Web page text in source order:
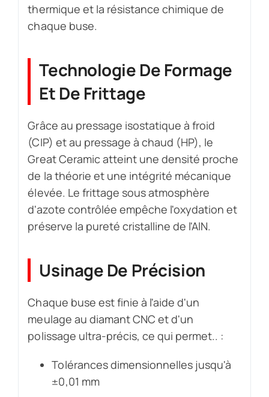
thermique et la résistance chimique de
chaque buse.
Technologie De Formage
Et De Frittage
Grâce au pressage isostatique à froid
(CIP) et au pressage à chaud (HP), le
Great Ceramic atteint une densité proche
de la théorie et une intégrité mécanique
élevée. Le frittage sous atmosphère
d'azote contrôlée empêche l'oxydation et
préserve la pureté cristalline de l'AlN.
Usinage De Précision
Chaque buse est finie à l'aide d'un
meulage au diamant CNC et d'un
polissage ultra-précis, ce qui permet.. :
Tolérances dimensionnelles jusqu'à
±0,01 mm